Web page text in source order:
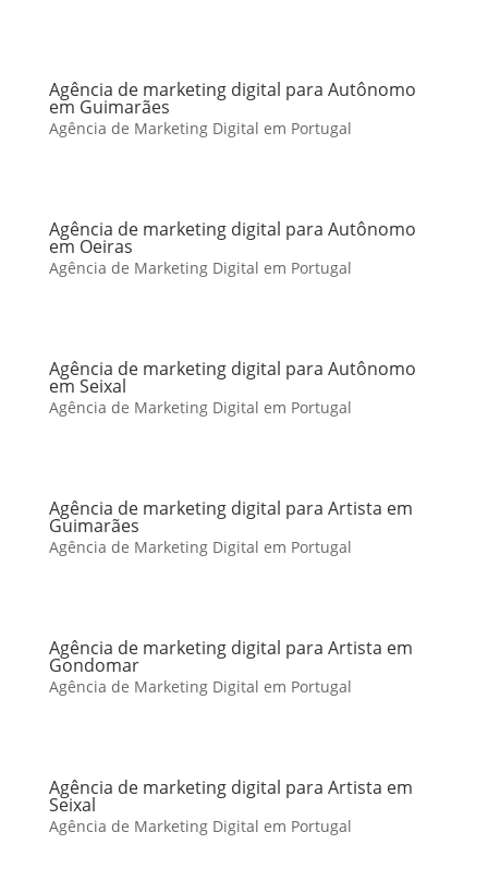
Agência de marketing digital para Autônomo
em Guimarães
Agência de Marketing Digital em Portugal
Agência de marketing digital para Autônomo
em Oeiras
Agência de Marketing Digital em Portugal
Agência de marketing digital para Autônomo
em Seixal
Agência de Marketing Digital em Portugal
Agência de marketing digital para Artista em
Guimarães
Agência de Marketing Digital em Portugal
Agência de marketing digital para Artista em
Gondomar
Agência de Marketing Digital em Portugal
Agência de marketing digital para Artista em
Seixal
Agência de Marketing Digital em Portugal